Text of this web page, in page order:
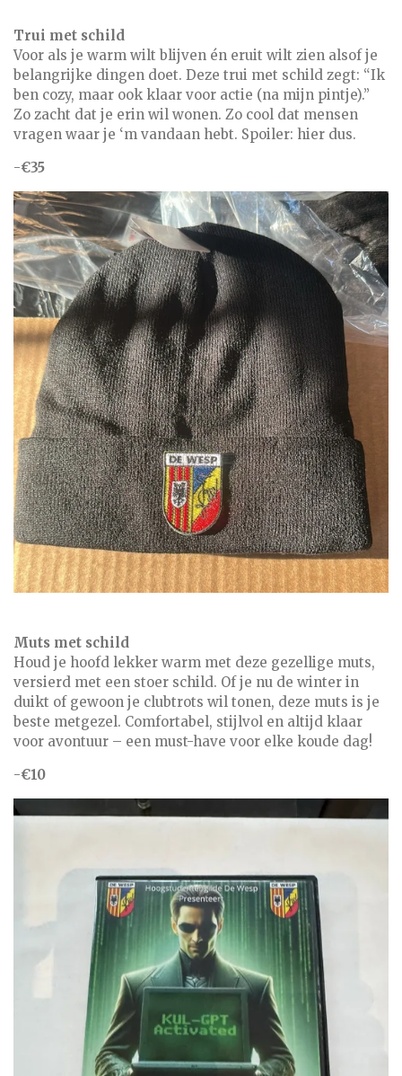
Trui met schild
Voor als je warm wilt blijven én eruit wilt zien alsof je
belangrijke dingen doet. Deze trui met schild zegt: “Ik
ben cozy, maar ook klaar voor actie (na mijn pintje).”
Zo zacht dat je erin wil wonen. Zo cool dat mensen
vragen waar je ‘m vandaan hebt. Spoiler: hier dus.
-€35
Muts met schild
Houd je hoofd lekker warm met deze gezellige muts,
versierd met een stoer schild. Of je nu de winter in
duikt of gewoon je clubtrots wil tonen, deze muts is je
beste metgezel. Comfortabel, stijlvol en altijd klaar
voor avontuur – een must-have voor elke koude dag!
-€10